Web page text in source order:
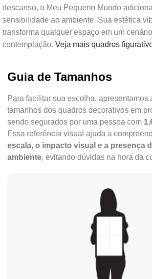
descanso, o Meu Pequeno Mundo
sensibilidade ao ambiente. Sua estética
transforma qualquer espaço em um
contemplação. Veja mais quadros
Guia de Tamanhos
Para facilitar sua escolha, apresentamos
tamanhos dos quadros decorativos em
sendo segurados por uma pessoa com
Essa referência visual ajuda a
escala, o impacto visual e a presença
ambiente, evitando dúvidas na hora da